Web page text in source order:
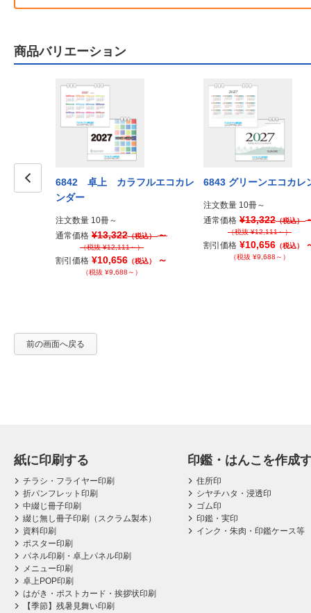
商品バリエーション
レンダ
6842 卓上 カラフルエコカレ
ンダー
注文数量 10冊～
通常価格 ¥13,322（税込）～
（税抜 ¥12,111～）
割引価格 ¥10,656 （税込） ～
（税抜 ¥9,688～）
6843 グリーンエコカレ
注文数量 10冊～
通常価格 ¥13,322（税込）
（税抜 ¥12,111～）
割引価格 ¥10,656 （税込）
（税抜 ¥9,688～）
前の画面へ戻る
紙に印刷する
チラシ・フライヤー印刷
折パンフレット印刷
中綴じ冊子印刷
綴じ無し冊子印刷（スクラム製本）
資料印刷
ポスター印刷
パネル印刷・卓上パネル印刷
メニュー印刷
卓上POP印刷
はがき・ポストカード・挨拶状印刷
【季節】残暑見舞い印刷
印鑑・はんこを作成
住所印
シヤチハタ・浸透印
ゴム印
印鑑・実印
インク・朱肉・印鑑ケース等